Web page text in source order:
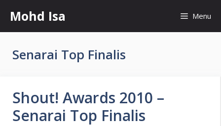
content
Mohd Isa Menu
Senarai Top Finalis
Shout! Awards 2010 –
Senarai Top Finalis